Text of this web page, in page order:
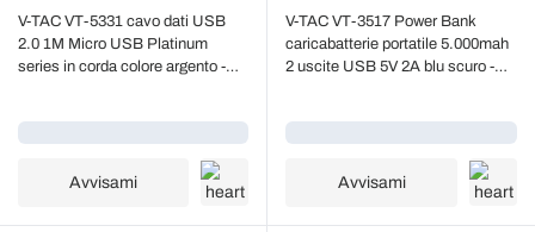
V-TAC VT-5331 cavo dati USB
2.0 1M Micro USB Platinum
series in corda colore argento -
Avvisami
V-TAC VT-3517 Power Bank
caricabatterie portatile 5.000mah
2 uscite USB 5V 2A blu scuro -
Avvisami